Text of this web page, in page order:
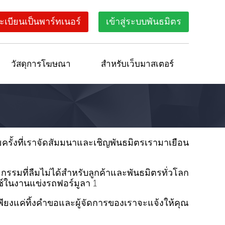
เบียนเป็นพาร์ทเนอร์ เข้าสู่ระบบพันธมิตร
วัสดุการโฆษณา สำหรับเว็บมาสเตอร์
งที่เราจัดสัมมนาและเชิญพันธมิตรเรามาเยือน
มที่ลืมไม่ได้สำหรับลูกค้าและพันธมิตรทั่วโลก
นงานแข่งรถฟอร์มูลา 1
งแค่ทิ้งคำขอและผู้จัดการของเราจะแจ้งให้คุณ